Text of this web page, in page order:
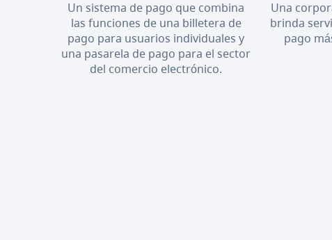
Un sistema de pago que combina
las funciones de una billetera de
pago para usuarios individuales y
una pasarela de pago para el sector
del comercio electrónico.
Una
brinda
pago